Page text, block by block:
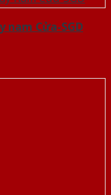
nam Cửa-SGD